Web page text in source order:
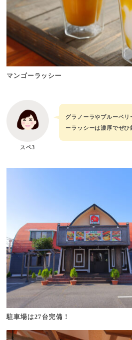
マンゴーラッシー
スペ3
グラノーラやブルーベ
ーラッシーは濃厚でぜひ
駐車場は27台完備！